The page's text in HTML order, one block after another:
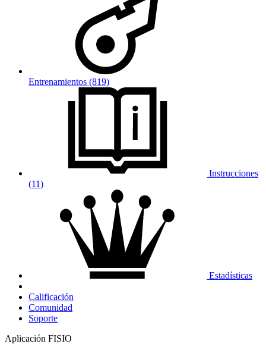
Entrenamientos (819)
Instrucciones
(11)
Estadísticas
Calificación
Comunidad
Soporte
Aplicación FISIO